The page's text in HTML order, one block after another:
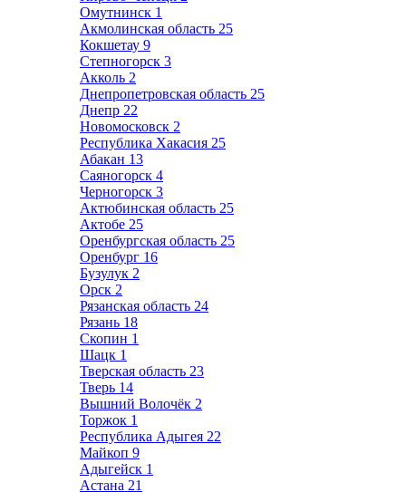
Омутнинск 1
Акмолинская область 25
Кокшетау 9
Степногорск 3
Акколь 2
Днепропетровская область 25
Днепр 22
Новомосковск 2
Республика Хакасия 25
Абакан 13
Саяногорск 4
Черногорск 3
Актюбинская область 25
Актобе 25
Оренбургская область 25
Оренбург 16
Бузулук 2
Орск 2
Рязанская область 24
Рязань 18
Скопин 1
Шацк 1
Тверская область 23
Тверь 14
Вышний Волочёк 2
Торжок 1
Республика Адыгея 22
Майкоп 9
Адыгейск 1
Астана 21